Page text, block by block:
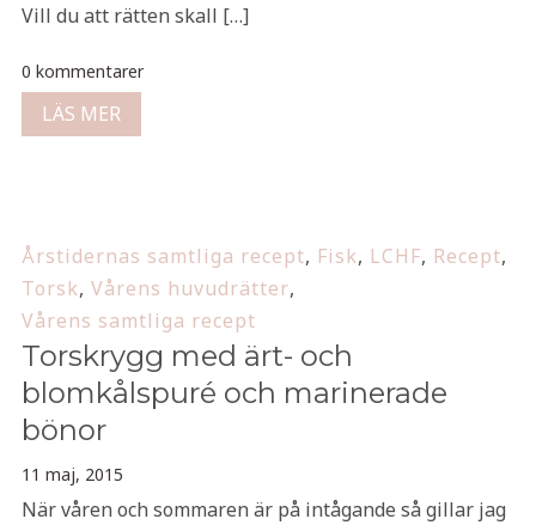
Vill du att rätten skall […]
0 kommentarer
LÄS MER
Årstidernas samtliga recept, Fisk, LCHF, Recept,
Torsk, Vårens huvudrätter,
Vårens samtliga recept
Torskrygg med ärt- och
blomkålspuré och marinerade
bönor
11 maj, 2015
När våren och sommaren är på intågande så gillar jag